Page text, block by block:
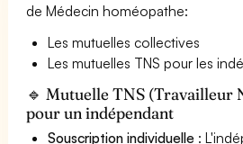
de Médecin homéopathe:
Les mutuelles collectives
Les mutuelles TNS pour les
🔹 Mutuelle TNS (Travailleur
pour un indépendant
Souscription individuelle :